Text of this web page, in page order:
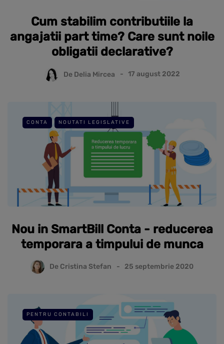
Cum stabilim contributiile la
angajatii part time? Care sunt noile
obligatii declarative?
De Delia Mircea 17 august 2022
CONTA NOUTATI LEGISLATIVE
Nou in SmartBill Conta - reducerea
temporara a timpului de munca
De Cristina Stefan 25 septembrie 2020
PENTRU CONTABILI